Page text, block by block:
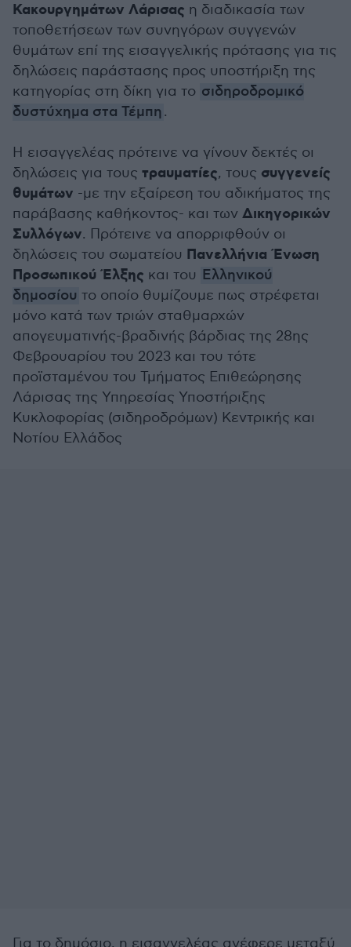
Κακουργημάτων Λάρισας η διαδικασία των
τοποθετήσεων των συνηγόρων συγγενών
θυμάτων επί της εισαγγελικής πρότασης για τις
δηλώσεις παράστασης προς υποστήριξη της
κατηγορίας στη δίκη για το σιδηροδρομικό
δυστύχημα στα Τέμπη.
Η εισαγγελέας πρότεινε να γίνουν δεκτές οι
δηλώσεις για τους τραυματίες, τους συγγενείς
θυμάτων -με την εξαίρεση του αδικήματος της
παράβασης καθήκοντος- και των Δικηγορικών
Συλλόγων. Πρότεινε να απορριφθούν οι
δηλώσεις του σωματείου Πανελλήνια Ένωση
Προσωπικού Έλξης και του Ελληνικού
δημοσίου το οποίο θυμίζουμε πως στρέφεται
μόνο κατά των τριών σταθμαρχών
απογευματινής-βραδινής βάρδιας της 28ης
Φεβρουαρίου του 2023 και του τότε
προϊσταμένου του Τμήματος Επιθεώρησης
Λάρισας της Υπηρεσίας Υποστήριξης
Κυκλοφορίας (σιδηροδρόμων) Κεντρικής και
Νοτίου Ελλάδος
Για το δημόσιο, η εισαγγελέας ανέφερε μεταξύ